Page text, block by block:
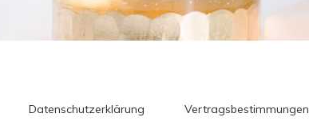
Datenschutzerklärung Vertragsbestimmungen